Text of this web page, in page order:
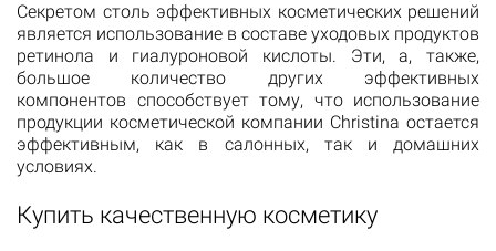
Секретом столь эффективных косметических решений
является использование в составе уходовых продуктов
ретинола и гиалуроновой кислоты. Эти, а, также,
большое количество других эффективных
компонентов способствует тому, что использование
продукции косметической компании Christina остается
эффективным, как в салонных, так и домашних
условиях.
Купить качественную косметику